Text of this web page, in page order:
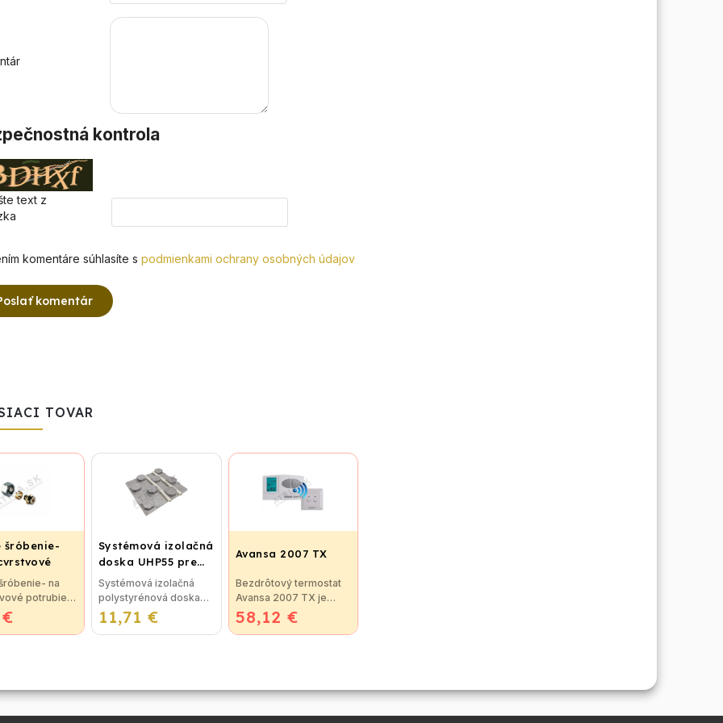
kontrola
text z
komentáre súhlasíte s podmienkami ochrany osobných údajov
komentár
TOVAR
šróbenie-
ALPEX -
EK
4420
na
potrubie
ALU-EK
Systémová izolačná
doska UHP55 pre
podlahové kúrenie
(STIROTERMAL
BASIC)
11,71 €
Systémová izolačná
polystyrénová doska
UHP55 (STIROTERMAL
BASIC) so zvýšenou
Avansa 2007 TX
58,12 €
Bezdrôtový termostat
Avansa 2007 TX je
vhodný na reguláciu
väčšiny kotlov.
ktorý...